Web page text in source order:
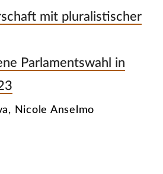
mit pluralistischer
Parlamentswahl in
Nicole Anselmo